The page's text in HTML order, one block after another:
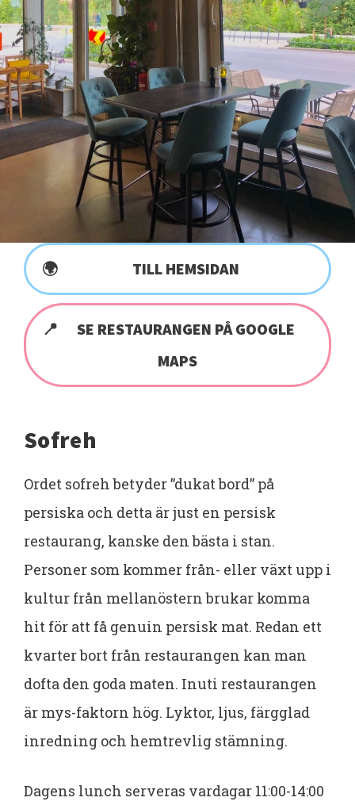
TILL HEMSIDAN
SE RESTAURANGEN PÅ GOOGLE
MAPS
Sofreh
Ordet sofreh betyder ”dukat bord” på
persiska och detta är just en persisk
restaurang, kanske den bästa i stan.
Personer som kommer från- eller växt upp i
kultur från mellanöstern brukar komma
hit för att få genuin persisk mat. Redan ett
kvarter bort från restaurangen kan man
dofta den goda maten. Inuti restaurangen
är mys-faktorn hög. Lyktor, ljus, färgglad
inredning och hemtrevlig stämning.
Dagens lunch serveras vardagar 11:00-14:00